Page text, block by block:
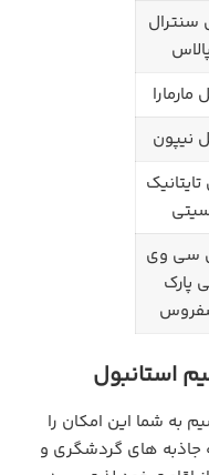
سنترال
پالاس
مارمارا
نیپون
سی وی
پارک
استانبول
به شما این امکان را
جاذبه های گردشگری و